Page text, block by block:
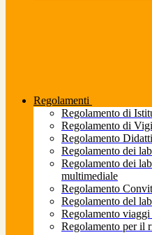
Regolamenti
Regolamento di
Regolamento di
Regolamento
Regolamento dei
Regolamento dei
multimediale
Regolamento
Regolamento del
Regolamento
Regolamento per il